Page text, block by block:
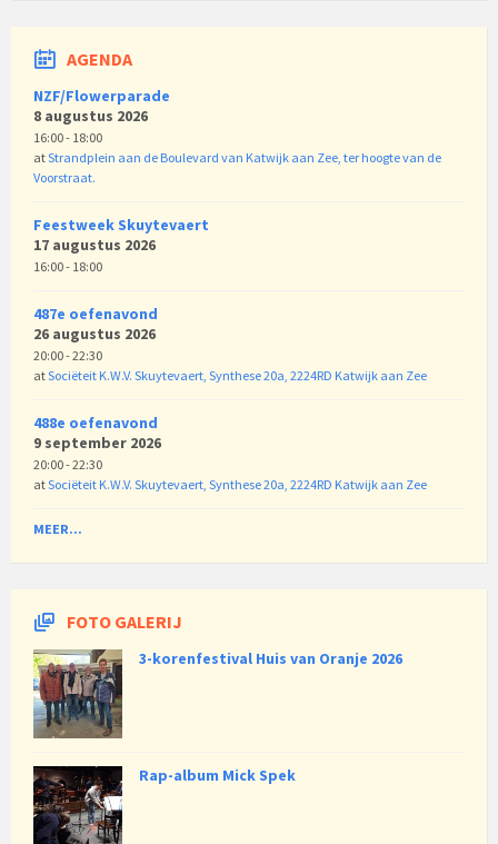
AGENDA
NZF/Flowerparade
8 augustus 2026
16:00 - 18:00
atStrandplein aan de Boulevard van Katwijk aan Zee, ter hoogte van de
Voorstraat.
Feestweek Skuytevaert
17 augustus 2026
16:00 - 18:00
487e oefenavond
26 augustus 2026
20:00 - 22:30
atSociëteit K.W.V. Skuytevaert, Synthese 20a, 2224RD Katwijk aan Zee
488e oefenavond
9 september 2026
20:00 - 22:30
atSociëteit K.W.V. Skuytevaert, Synthese 20a, 2224RD Katwijk aan Zee
MEER...
FOTO GALERIJ
3-korenfestival Huis van Oranje 2026
Rap-album Mick Spek